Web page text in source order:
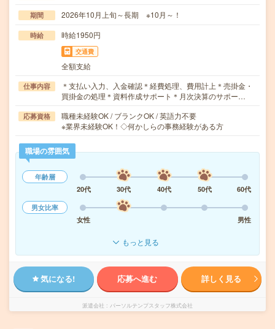
期間 2026年10月上旬～長期 ※10月～！
時給 時給1950円
交通費
全額支給
仕事内容
＊支払い入力、入金確認＊経費処理、費用計上＊売掛金・
買掛金の処理＊資料作成サポート＊月次決算のサポー…
応募資格
職種未経験OK / ブランクOK / 英語力不要
※業界未経験OK！◇何かしらの事務経験がある方
職場の雰囲気
年齢層
20代
30代 40代 50代
60代
男女比率
女性
男性
もっと見る
気になる! 応募へ進む 詳しく見る
派遣会社 パーソルテンプスタッフ株式会社